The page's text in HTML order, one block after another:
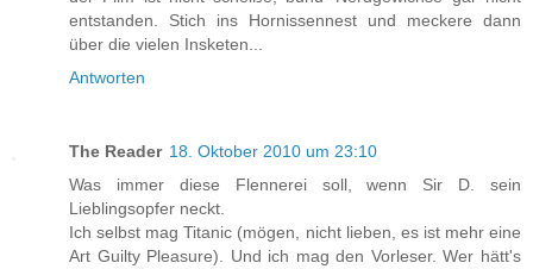
entstanden. Stich ins Hornissennest und meckere dann
über die vielen Insketen...
Antworten
The Reader 18. Oktober 2010 um 23:10
Was immer diese Flennerei soll, wenn Sir D. sein
Lieblingsopfer neckt.
Ich selbst mag Titanic (mögen, nicht lieben, es ist mehr eine
Art Guilty Pleasure). Und ich mag den Vorleser. Wer hätt's